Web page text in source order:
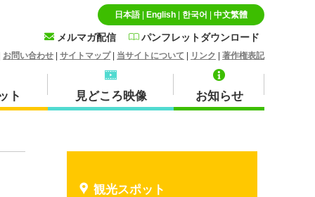
日本語| English| 한국어 中文繁體
メルマガ配信 パンフレットダウンロード
お問い合わせ サイトマップ| 当サイトについて リンク 著作権表記
特産品・お土産品
ト
北栄町
見どころ映像 お知らせ
観光スポット